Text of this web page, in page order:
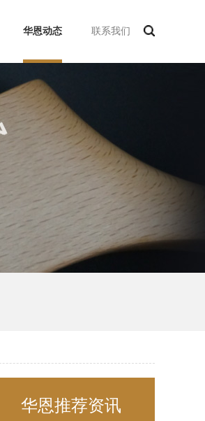
华恩动态 联系我们
华恩推荐资讯